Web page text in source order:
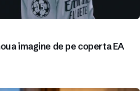
imagine de pe coperta EA